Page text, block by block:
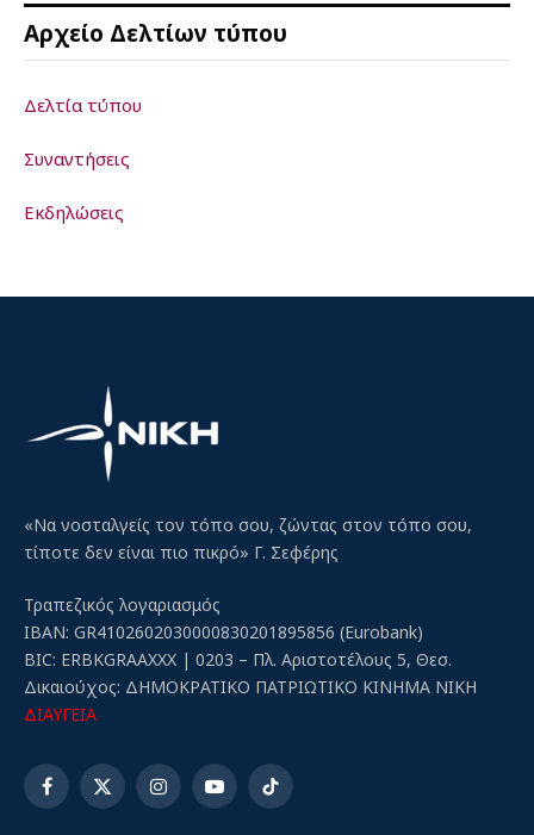
Αρχείο Δελτίων τύπου
Δελτία τύπου
Συναντήσεις
Εκδηλώσεις
«Να νοσταλγείς τον τόπο σου, ζώντας στον τόπο σου,
τίποτε δεν είναι πιο πικρό» Γ. Σεφέρης
Τραπεζικός λογαριασμός
IBAN: GR4102602030000830201895856 (Eurobank)
BIC: ERBKGRAAXXX | 0203 – Πλ. Αριστοτέλους 5, Θεσ.
Δικαιούχος: ΔΗΜΟΚΡΑΤΙΚΟ ΠΑΤΡΙΩΤΙΚΟ ΚΙΝΗΜΑ ΝΙΚΗ
ΔΙΑΥΓΕΙΑ
Facebook
X
InstagramYouTubeTikTok